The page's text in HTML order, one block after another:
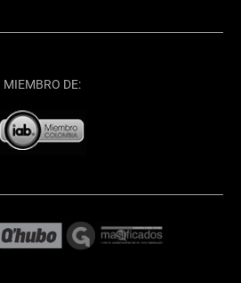
MIEMBRO DE: